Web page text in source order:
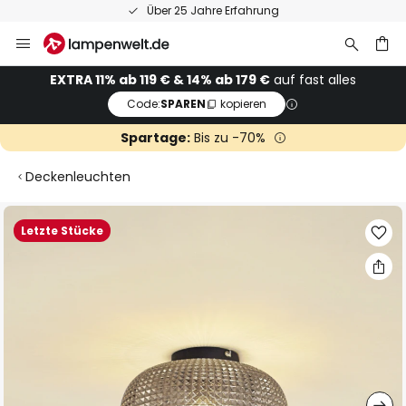
Über 25 Jahre Erfahrung
Inhalt
springenEXTRA 11% ab 119 € & 14% ab 179 € auf fast alles
Code:SPAREN kopieren
Spartage:Bis zu -70%
Deckenleuchten
Letzte Stücke
Zum
Ende